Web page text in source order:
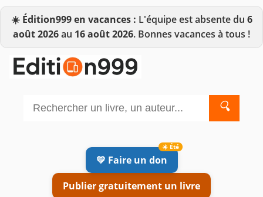
☀️ Édition999 en vacances : L'équipe est absente du 6
août 2026au 16 août 2026. Bonnes vacances à tous !
🔍
💛 Faire un don
Publier gratuitement un livre